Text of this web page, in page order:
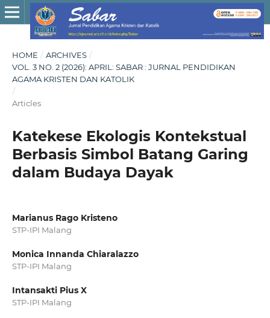
HOME / ARCHIVES /
VOL. 3 NO. 2 (2026): APRIL: SABAR : JURNAL PENDIDIKAN
AGAMA KRISTEN DAN KATOLIK
/
Articles
Katekese Ekologis Kontekstual
Berbasis Simbol Batang Garing
dalam Budaya Dayak
Marianus Rago Kristeno
STP-IPI Malang
Monica Innanda Chiaralazzo
STP-IPI Malang
Intansakti Pius X
STP-IPI Malang